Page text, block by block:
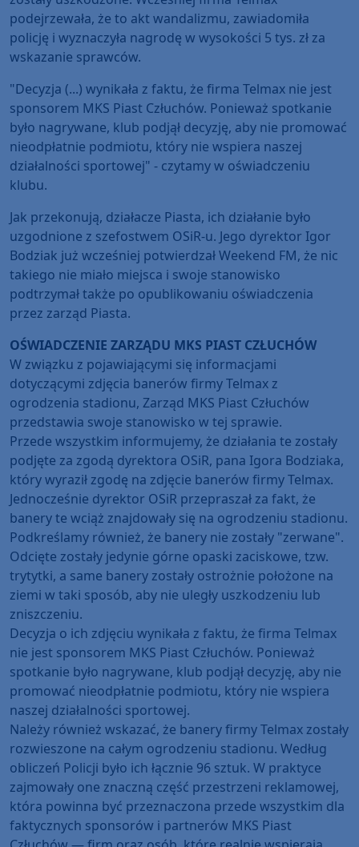
podejrzewała, że to akt wandalizmu, zawiadomiła
policję i wyznaczyła nagrodę w wysokości 5 tys. zł za
wskazanie sprawców.
"Decyzja (...) wynikała z faktu, że firma Telmax nie jest
sponsorem MKS Piast Człuchów. Ponieważ spotkanie
było nagrywane, klub podjął decyzję, aby nie promować
nieodpłatnie podmiotu, który nie wspiera naszej
działalności sportowej" - czytamy w oświadczeniu
klubu.
Jak przekonują, działacze Piasta, ich działanie było
uzgodnione z szefostwem OSiR-u. Jego dyrektor Igor
Bodziak już wcześniej potwierdzał Weekend FM, że nic
takiego nie miało miejsca i swoje stanowisko
podtrzymał także po opublikowaniu oświadczenia
przez zarząd Piasta.
OŚWIADCZENIE ZARZĄDU MKS PIAST CZŁUCHÓW
W związku z pojawiającymi się informacjami
dotyczącymi zdjęcia banerów firmy Telmax z
ogrodzenia stadionu, Zarząd MKS Piast Człuchów
przedstawia swoje stanowisko w tej sprawie.
Przede wszystkim informujemy, że działania te zostały
podjęte za zgodą dyrektora OSiR, pana Igora Bodziaka,
który wyraził zgodę na zdjęcie banerów firmy Telmax.
Jednocześnie dyrektor OSiR przepraszał za fakt, że
banery te wciąż znajdowały się na ogrodzeniu stadionu.
Podkreślamy również, że banery nie zostały "zerwane".
Odcięte zostały jedynie górne opaski zaciskowe, tzw.
trytytki, a same banery zostały ostrożnie położone na
ziemi w taki sposób, aby nie uległy uszkodzeniu lub
zniszczeniu.
Decyzja o ich zdjęciu wynikała z faktu, że firma Telmax
nie jest sponsorem MKS Piast Człuchów. Ponieważ
spotkanie było nagrywane, klub podjął decyzję, aby nie
promować nieodpłatnie podmiotu, który nie wspiera
naszej działalności sportowej.
Należy również wskazać, że banery firmy Telmax zostały
rozwieszone na całym ogrodzeniu stadionu. Według
obliczeń Policji było ich łącznie 96 sztuk. W praktyce
zajmowały one znaczną część przestrzeni reklamowej,
która powinna być przeznaczona przede wszystkim dla
faktycznych sponsorów i partnerów MKS Piast